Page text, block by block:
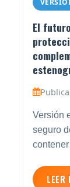
El
Versión
seguro
LEER